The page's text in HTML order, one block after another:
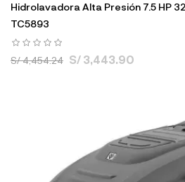
Hidrolavadora Alta Presión 7.5 HP
TC5893
S/ 4,454.24 S/ 3,443.90